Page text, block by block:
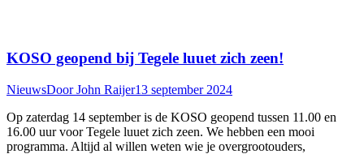
KOSO geopend bij Tegele luuet zich zeen!
NieuwsDoorJohn Raijer13 september 2024
Op zaterdag 14 september is de KOSO geopend tussen 11.00 en
16.00 uur voor Tegele luuet zich zeen. We hebben een mooi
programma. Altijd al willen weten wie je overgrootouders,